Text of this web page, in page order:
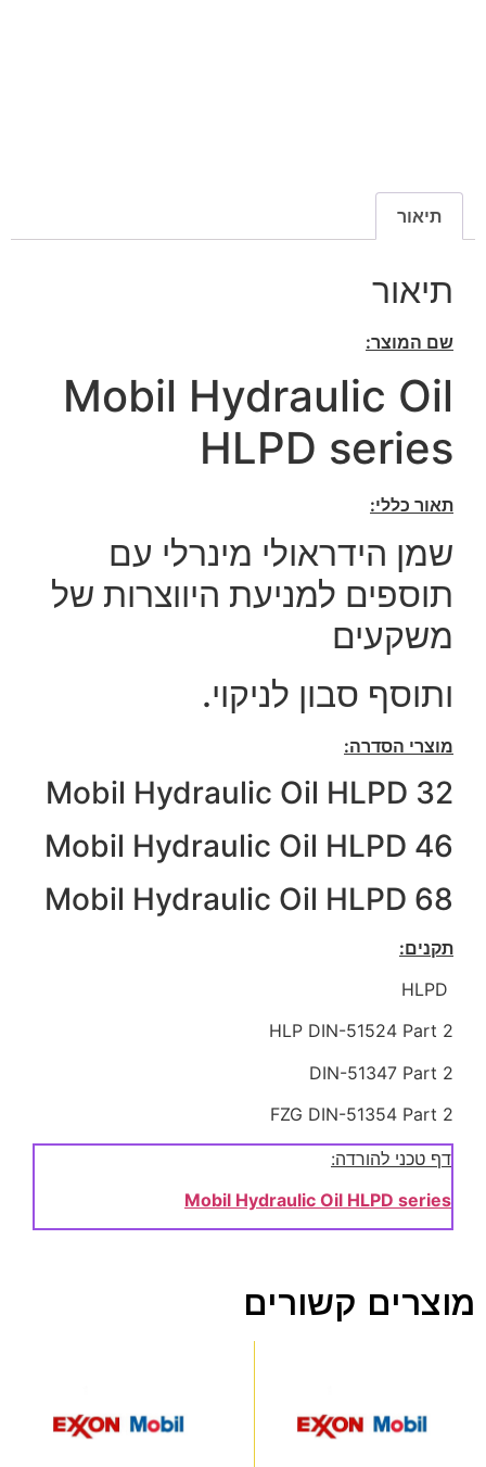
תיאור
תיאור
שם המוצר:
Mobil Hydraulic Oil
HLPD series
תאור כללי:
שמן הידראולי מינרלי עם
תוספים למניעת היווצרות של
משקעים
ותוסף סבון לניקוי.
מוצרי הסדרה:
Mobil Hydraulic Oil HLPD 32
Mobil Hydraulic Oil HLPD 46
Mobil Hydraulic Oil HLPD 68
תקנים:
HLP DIN-51524 Part 2
DIN-51347 Part 2
FZG DIN-51354 Part 2
דף טכני להורדה:
Mobil Hydraulic Oil HLPD series
מוצרים קשורים